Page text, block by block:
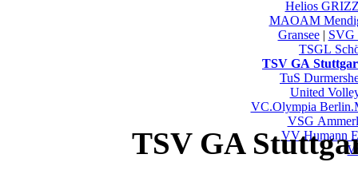
Helios
MAOAM
Gransee| SVG
TSGL
TSV GA
TuS
United
VC.Olympia
VSG
VV Humann
TSV GA